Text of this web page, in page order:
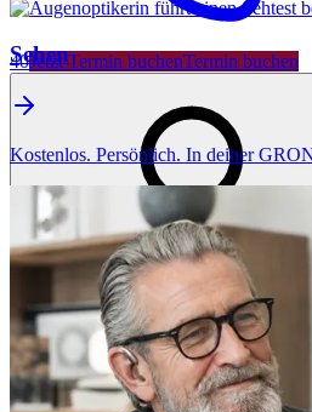
40Jetzt Termin buchenTermin buchen
Sehen
Kostenlos. Persönlich. In deiner